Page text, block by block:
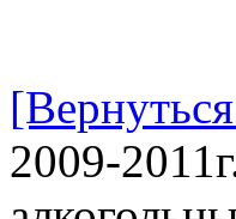
2009-